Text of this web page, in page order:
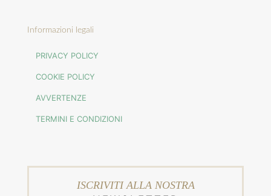
Informazioni legali
PRIVACY POLICY
COOKIE POLICY
AVVERTENZE
TERMINI E CONDIZIONI
ISCRIVITI ALLA NOSTRA